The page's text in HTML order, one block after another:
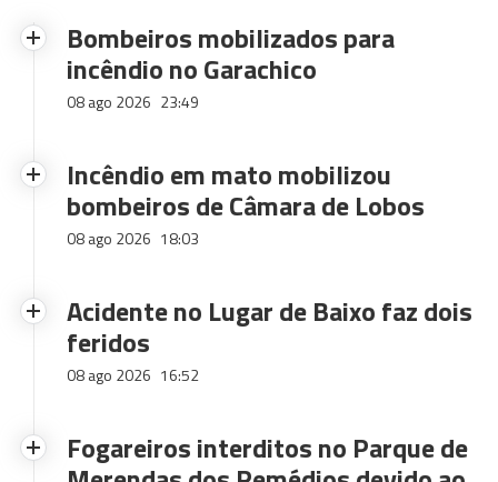
Bombeiros mobilizados para
incêndio no Garachico
08 ago 2026 23:49
Incêndio em mato mobilizou
bombeiros de Câmara de Lobos
08 ago 2026 18:03
Acidente no Lugar de Baixo faz dois
feridos
08 ago 2026 16:52
Fogareiros interditos no Parque de